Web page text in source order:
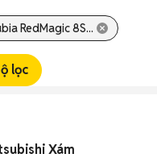
RedMagic 8S...
lọc
Xám